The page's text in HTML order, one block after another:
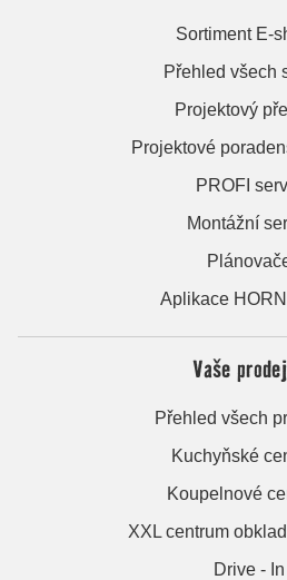
Sortiment E-
Přehled všech
Projektový
Projektové
PROFI
Montážní
Aplikace
Vaše
Přehled všech
Kuchyňské
Koupelnové
XXL centrum
Drive - In